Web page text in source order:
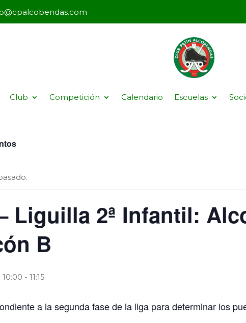
Club Competición Calendario Escuelas
Liguilla 2ª Infantil:
B
- 11:15
a la segunda fase de la liga para determinar los